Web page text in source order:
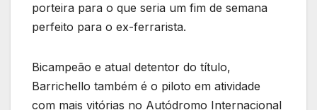
porteira para o que seria um fim de semana
perfeito para o ex-ferrarista.
Bicampeão e atual detentor do título,
Barrichello também é o piloto em atividade
com mais vitórias no Autódromo Internacional